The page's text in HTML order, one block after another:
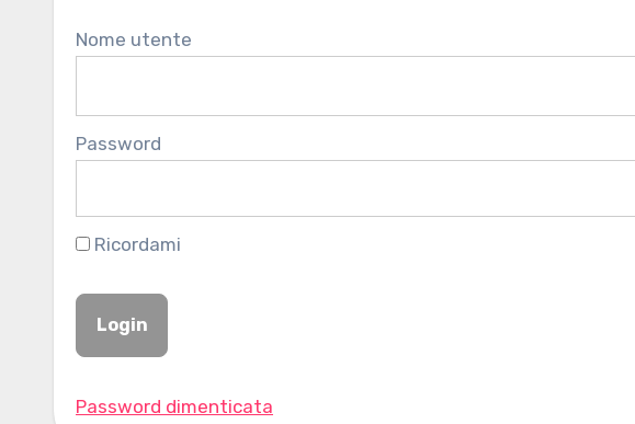
Nome utente
Password
Ricordami
Password dimenticata